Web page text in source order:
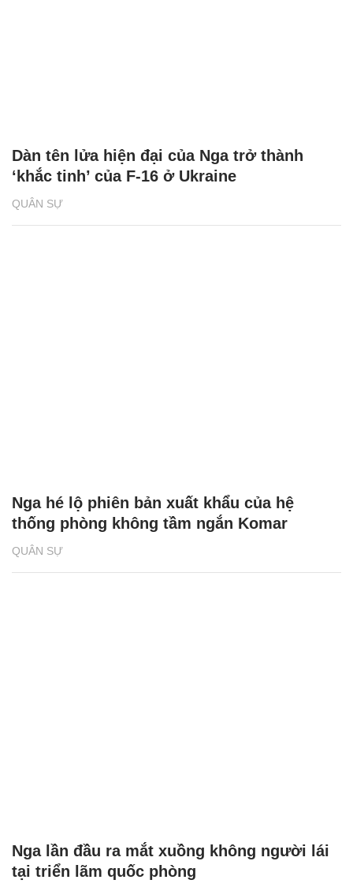
QUÂN SỰ
Dàn tên lửa hiện đại của Nga trở thành
‘khắc tinh’ của F-16 ở Ukraine
QUÂN SỰ
Nga hé lộ phiên bản xuất khẩu của hệ
thống phòng không tầm ngắn Komar
Nga lần đầu ra mắt xuồng không người lái
tại triển lãm quốc phòng